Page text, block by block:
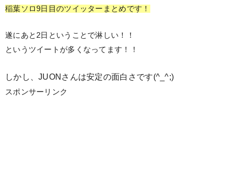
稲葉ソロ9日目のツイッターまとめです！
遂にあと2日ということで淋しい！！
というツイートが多くなってます！！
しかし、JUONさんは安定の面白さです(^_^;)
スポンサーリンク